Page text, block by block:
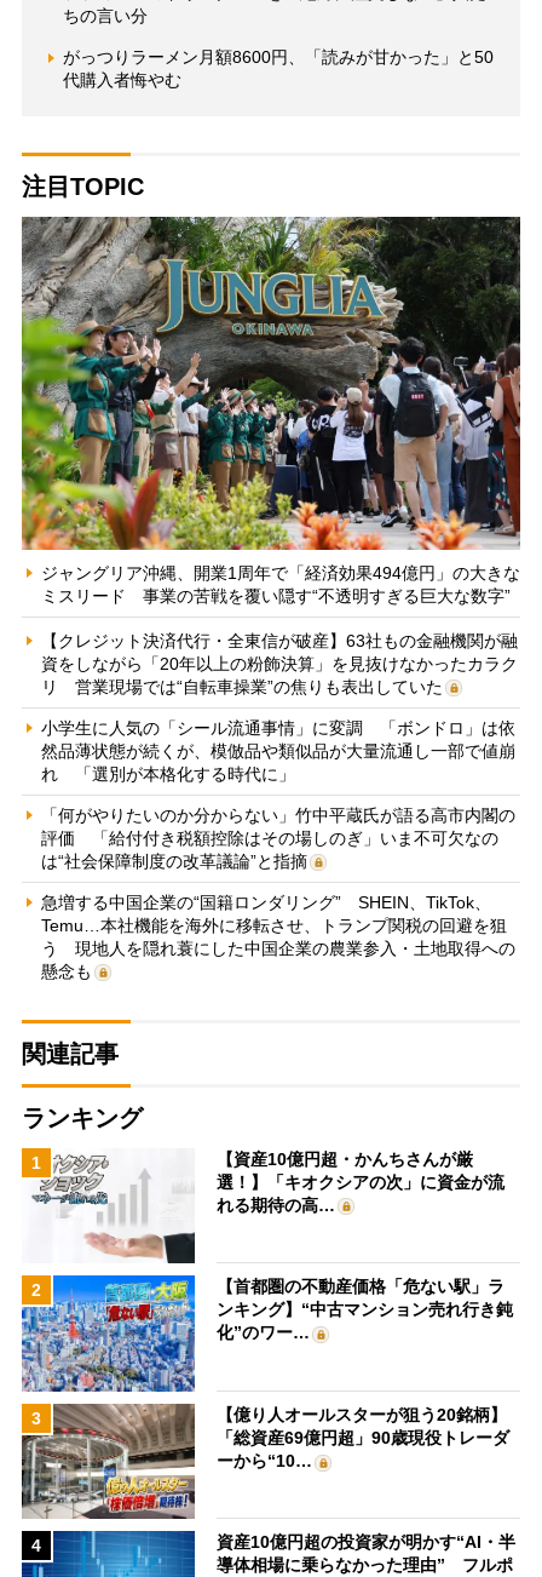
ちの言い分
がっつりラーメン月額8600円、「読みが甘かった」と50
代購入者悔やむ
注目TOPIC
ジャングリア沖縄、開業1周年で「経済効果494億円」の大きな
ミスリード 事業の苦戦を覆い隠す“不透明すぎる巨大な数字”
【クレジット決済代行・全東信が破産】63社もの金融機関が融
資をしながら「20年以上の粉飾決算」を見抜けなかったカラク
リ 営業現場では“自転車操業”の焦りも表出していた
小学生に人気の「シール流通事情」に変調 「ボンドロ」は依
然品薄状態が続くが、模倣品や類似品が大量流通し一部で値崩
れ 「選別が本格化する時代に」
「何がやりたいのか分からない」竹中平蔵氏が語る高市内閣の
評価 「給付付き税額控除はその場しのぎ」いま不可欠なの
は“社会保障制度の改革議論”と指摘
急増する中国企業の“国籍ロンダリング” SHEIN、TikTok、
Temu…本社機能を海外に移転させ、トランプ関税の回避を狙
う 現地人を隠れ蓑にした中国企業の農業参入・土地取得への
懸念も
関連記事
ランキング
1
【資産10億円超・かんちさんが厳
選！】「キオクシアの次」に資金が流
れる期待の高…
2
【首都圏の不動産価格「危ない駅」ラ
ンキング】“中古マンション売れ行き鈍
化”のワー…
3
【億り人オールスターが狙う20銘柄】
「総資産69億円超」90歳現役トレーダ
ーから“10…
4
資産10億円超の投資家が明かす“AI・半
導体相場に乗らなかった理由” フルポ